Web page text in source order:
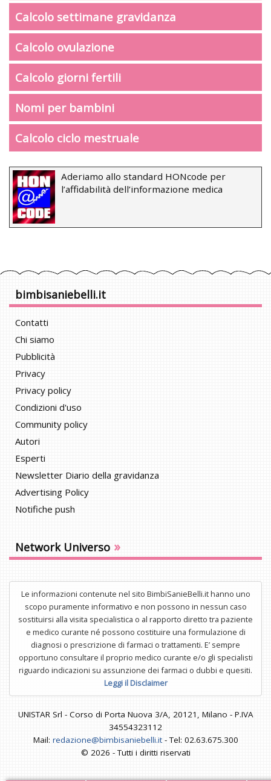
Calcolo settimane gravidanza
Calcolo ovulazione
Calcolo giorni fertili
Nomi per bambini
Calcolo ciclo mestruale
Aderiamo allo standard HONcode per
l’affidabilità dell’informazione medica
bimbisaniebelli.it
Contatti
Chi siamo
Pubblicità
Privacy
Privacy policy
Condizioni d'uso
Community policy
Autori
Esperti
Newsletter Diario della gravidanza
Advertising Policy
Notifiche push
Network Universo »
Le informazioni contenute nel sito BimbiSanieBelli.it hanno uno
scopo puramente informativo e non possono in nessun caso
sostituirsi alla visita specialistica o al rapporto diretto tra paziente
e medico curante né possono costituire una formulazione di
diagnosi o prescrizione di farmaci o trattamenti. E’ sempre
opportuno consultare il proprio medico curante e/o gli specialisti
riguardo indicazioni su assunzione dei farmaci o dubbi e quesiti.
Leggi il Disclaimer
UNISTAR Srl - Corso di Porta Nuova 3/A, 20121, Milano - P.IVA
34554323112
Mail: redazione@bimbisaniebelli.it- Tel: 02.63.675.300
© 2026 - Tutti i diritti riservati